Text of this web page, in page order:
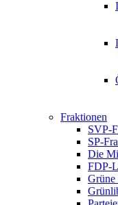
Fraktionen
SVP-
SP-
Die
FDP-
Grüne